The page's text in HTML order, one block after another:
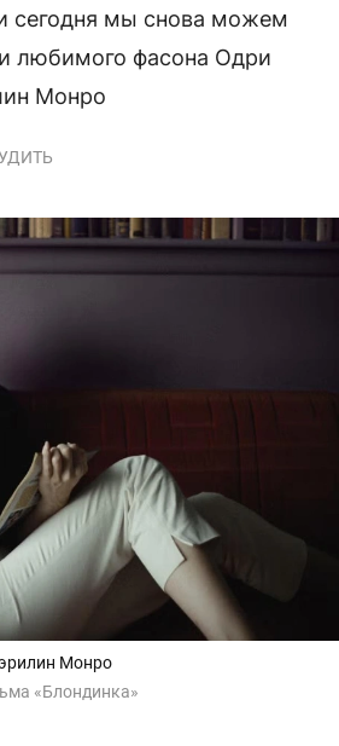
сегодня мы снова можем
любимого фасона Одри
Монро
Монро
«Блондинка»